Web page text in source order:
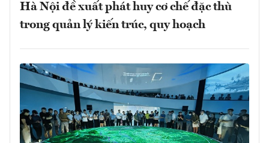
Hà Nội đề xuất phát huy cơ chế đặc thù
trong quản lý kiến trúc, quy hoạch